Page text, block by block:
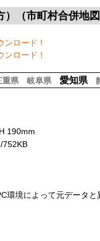
（市町村合併地
ロード！
ロード！
重県 岐阜県 愛知県
190mm
752KB
環境によって元データ